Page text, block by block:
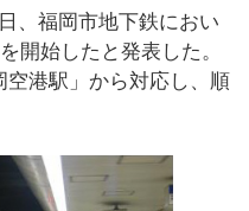
、福岡市地下鉄におい
開始したと発表した。
空港駅」から対応し、順